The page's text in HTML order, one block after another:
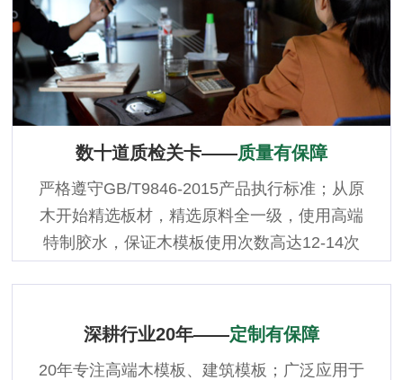
数十道质检关卡——质量有保障
严格遵守GB/T9846-2015产品执行标准；从原
木开始精选板材，精选原料全一级，使用高端
特制胶水，保证木模板使用次数高达12-14次
深耕行业20年——定制有保障
20年专注高端木模板、建筑模板；广泛应用于